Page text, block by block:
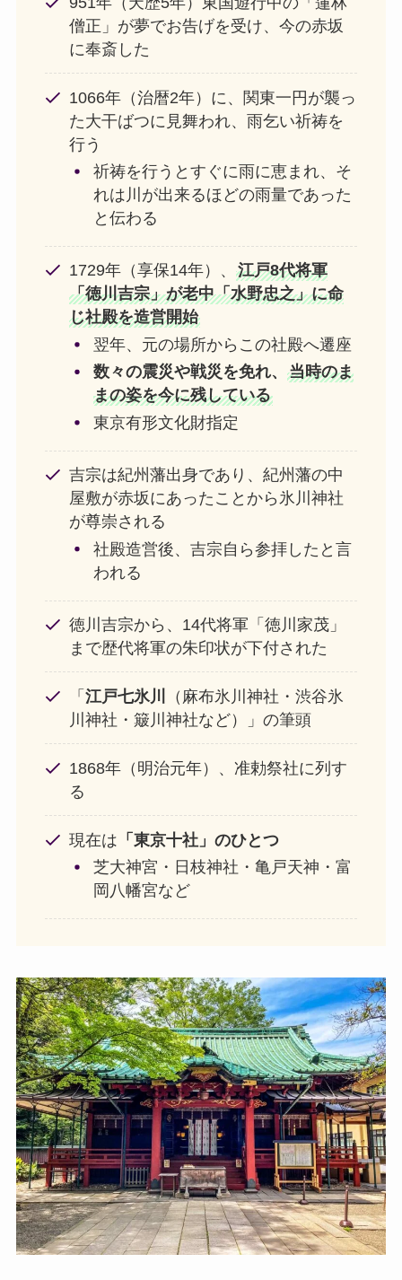
僧正」が夢でお告げを受け、今の赤坂
に奉斎した
1066年（治暦2年）に、関東一円が襲っ
た大干ばつに見舞われ、雨乞い祈祷を
行う
祈祷を行うとすぐに雨に恵まれ、そ
れは川が出来るほどの雨量であった
と伝わる
1729年（享保14年）、江戸8代将軍
「徳川吉宗」が老中「水野忠之」に命
じ社殿を造営開始
翌年、元の場所からこの社殿へ遷座
数々の震災や戦災を免れ、 当時のま
まの姿を今に残している
東京有形文化財指定
吉宗は紀州藩出身であり、紀州藩の中
屋敷が赤坂にあったことから氷川神社
が尊崇される
社殿造営後、吉宗自ら参拝したと言
われる
徳川吉宗から、14代将軍「徳川家茂」
まで歴代将軍の朱印状が下付された
「江戸七氷川
（麻布氷川神社・渋谷氷
川神社・簸川神社など）」の筆頭
1868年（明治元年）、准勅祭社に列す
る
現在は 「東京十社」のひとつ
芝大神宮・日枝神社・ 亀戸天神 ・ 富
岡八幡宮など